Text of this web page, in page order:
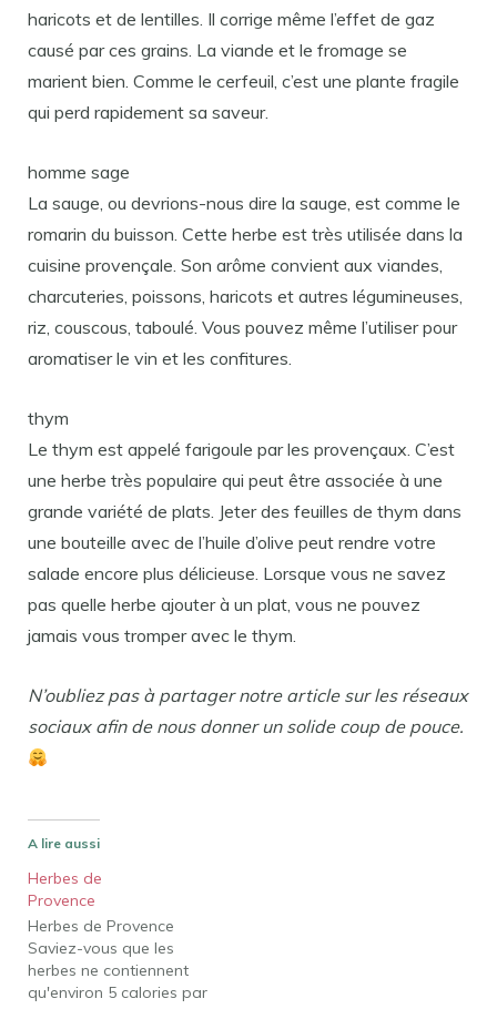
haricots et de lentilles. Il corrige même l’effet de gaz
causé par ces grains. La viande et le fromage se
marient bien. Comme le cerfeuil, c’est une plante fragile
qui perd rapidement sa saveur.
homme sage
La sauge, ou devrions-nous dire la sauge, est comme le
romarin du buisson. Cette herbe est très utilisée dans la
cuisine provençale. Son arôme convient aux viandes,
charcuteries, poissons, haricots et autres légumineuses,
riz, couscous, taboulé. Vous pouvez même l’utiliser pour
aromatiser le vin et les confitures.
thym
Le thym est appelé farigoule par les provençaux. C’est
une herbe très populaire qui peut être associée à une
grande variété de plats. Jeter des feuilles de thym dans
une bouteille avec de l’huile d’olive peut rendre votre
salade encore plus délicieuse. Lorsque vous ne savez
pas quelle herbe ajouter à un plat, vous ne pouvez
jamais vous tromper avec le thym.
N’oubliez pas à partager notre article sur les réseaux
sociaux afin de nous donner un solide coup de pouce.
A lire aussi
Herbes de
Provence
Herbes de Provence
Saviez-vous que les
herbes ne contiennent
qu'environ 5 calories par